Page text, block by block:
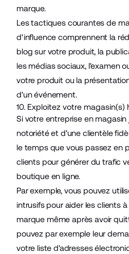
marque.
Les tactiques courantes de
d'influence comprennent la
blog sur votre produit, la
les médias sociaux, l'examen
votre produit ou la
d'un événement.
10. Exploitez votre magasin(s)
Si votre entreprise en
notoriété et d'une clientèle
le temps que vous passez en
clients pour générer du trafic
boutique en ligne.
Par exemple, vous pouvez
intrusifs pour aider les clients
marque même après avoir
pouvez par exemple leur
votre liste d'adresses